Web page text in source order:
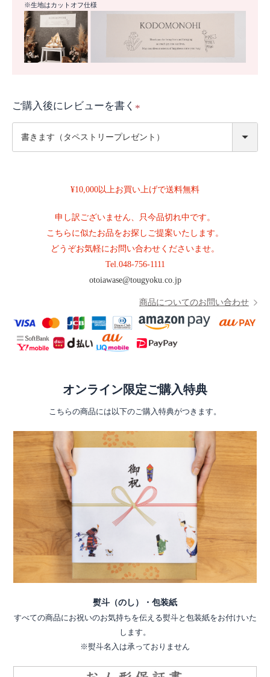
※生地はカットオフ仕様
ご購入後にレビューを書く
(
¥10,000以上お買い上げで送料無料
申し訳ございません、只今品切れ中です。
こちらに似たお品をお探しご提案いたします。
どうぞお気軽にお問い合わせくださいませ。
Tel. 048-756-1111
otoiawase@tougyoku.co.jp
商品についてのお問い合わせ
オンライン限定ご購入特典
こちらの商品には以下のご購入特典がつきます。
熨斗（のし）・包装紙
すべての商品にお祝いのお気持ちを伝える熨斗と包装紙をお付けいた
します。
※熨斗名入は承っておりません